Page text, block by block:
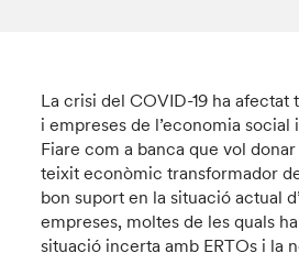
La crisi del COVID-19 ha afectat
i empreses de l’economia social
Fiare com a banca que vol
teixit econòmic transformador de
bon suport en la situació actual
empreses, moltes de les quals
situació incerta amb ERTOs i la